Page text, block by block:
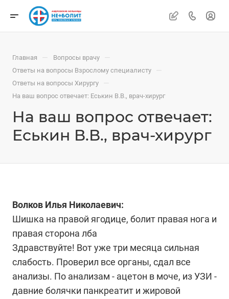
Главная — Вопросы врачу —
Ответы на вопросы Взрослому специалисту —
Ответы на вопросы Хирургу —
На ваш вопрос отвечает: Еськин В.В., врач-хирург
На ваш вопрос отвечает:
Еськин В.В., врач-хирург
Волков Илья Николаевич:
Шишка на правой ягодице, болит правая нога и
правая сторона лба
Здравствуйте! Вот уже три месяца сильная
слабость. Проверил все органы, сдал все
анализы. По анализам - ацетон в моче, из УЗИ -
давние болячки панкреатит и жировой